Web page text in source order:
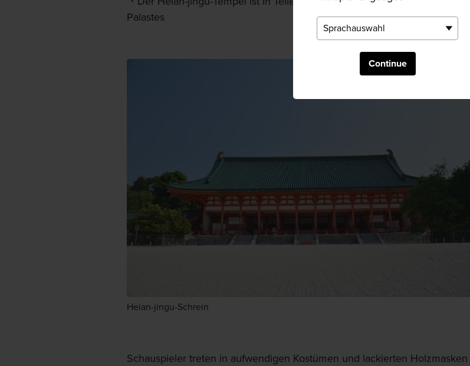
Continue
Palastes
Heian-jingu-Schrein
Schauspieler treten in aufwendigen Kostümen und lackierten Holzmasken